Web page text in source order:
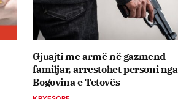
Gjuajti me armë në gazmend
familjar, arrestohet personi nga
Bogovina e Tetovës